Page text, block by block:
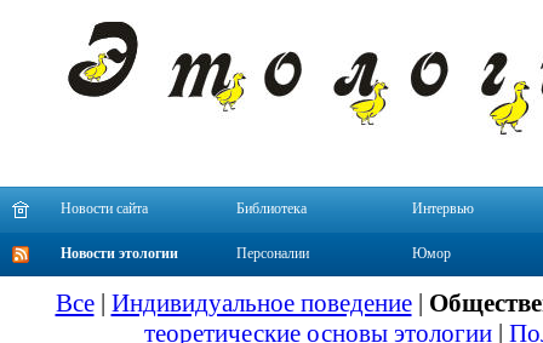
Новости сайта Библиотека Интервью
Новости этологии Персоналии Юмор
Все| Индивидуальное поведение|
теоретические основы этологии|